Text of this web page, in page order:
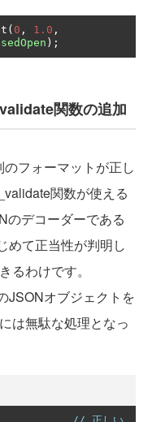
( 0 , 1.0 ,
);
関数の追加
フォーマットが正し
関数が使える
のデコーダーである
めて正当性が判明し
るわけです。
JSONオブジェクトを
は無駄な処理となっ